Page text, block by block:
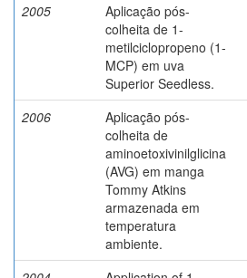
2005
Aplicação pós-
colheita de 1-
metilciclopropeno (1-
MCP) em uva
Superior Seedless.
2006
Aplicação pós-
colheita de
aminoetoxivinilglicina
(AVG) em manga
Tommy Atkins
armazenada em
temperatura
ambiente.